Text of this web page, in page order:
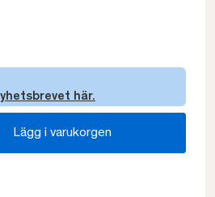
här.
Lägg i varukorgen